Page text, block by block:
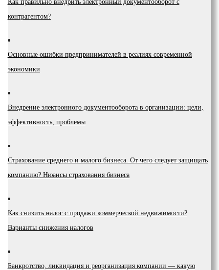
Как правильно внедрить электронный документооборот с
контрагентом?
Основные ошибки предпринимателей в реалиях современной
экономики
Внедрение электронного документооборота в организации: цели,
эффективность, проблемы
Страхование среднего и малого бизнеса. От чего следует защищать
компанию? Нюансы страхования бизнеса
Как снизить налог с продажи коммерческой недвижимости?
Варианты снижения налогов
Банкротство, ликвидация и реорганизация компании — какую